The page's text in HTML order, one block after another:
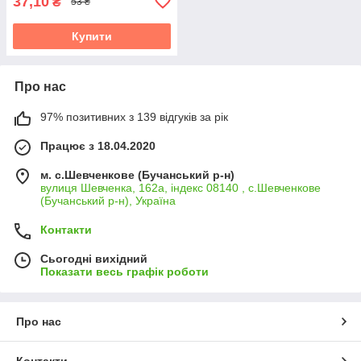
Купити
Про нас
97% позитивних з 139 відгуків за рік
Працює з 18.04.2020
м. с.Шевченкове (Бучанський р-н)
вулиця Шевченка, 162а, індекс 08140 , с.Шевченкове
(Бучанський р-н), Україна
Контакти
Сьогодні вихідний
Показати весь графік роботи
Про нас